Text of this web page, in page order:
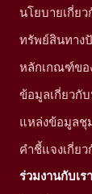
นโยบายเกี่ย
ทรัพย์สินทา
หลักเกณฑ์ข
ข้อมูลเกี่ยวกั
แหล่งข้อมูลชุ
คำชี้แจงเกี่ย
ร่วมงานกับเรา